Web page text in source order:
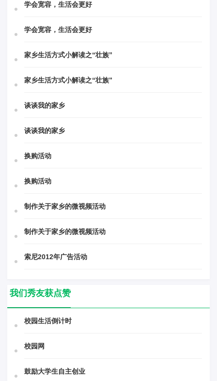
学会宽容，生活会更好
学会宽容，生活会更好
家乡生活方式小解读之“壮族”
家乡生活方式小解读之“壮族”
谈谈我的家乡
谈谈我的家乡
换购活动
换购活动
制作关于家乡的微视频活动
制作关于家乡的微视频活动
索尼2012年广告活动
我们秀友获点赞
校园生活倒计时
校园网
鼓励大学生自主创业